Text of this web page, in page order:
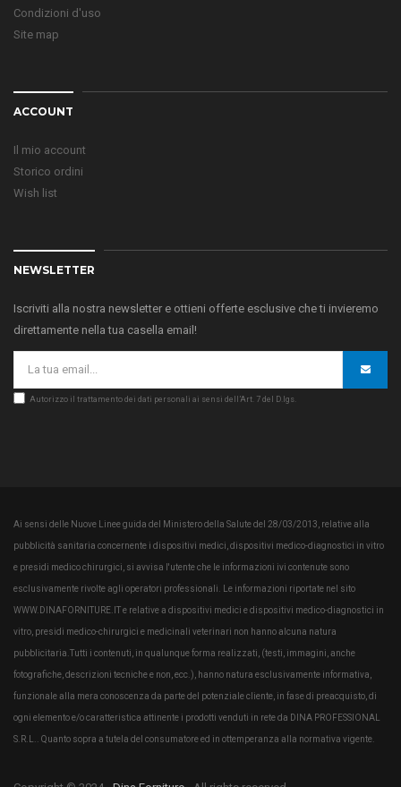
Condizioni d'uso
Site map
ACCOUNT
Il mio account
Storico ordini
Wish list
NEWSLETTER
Iscriviti alla nostra newsletter e ottieni offerte esclusive che ti invieremo
direttamente nella tua casella email!
Autorizzo il trattamento dei dati personali ai sensi dell’Art. 7 del D.lgs.
Ai sensi delle Nuove Linee guida del Ministero della Salute del 28/03/2013, relative alla
pubblicità sanitaria concernente i dispositivi medici, dispositivi medico-diagnostici in vitro
e presidi medico chirurgici, si avvisa l'utente che le informazioni ivi contenute sono
esclusivamente rivolte agli operatori professionali. Le informazioni riportate nel sito
WWW.DINAFORNITURE.IT e relative a dispositivi medici e dispositivi medico-diagnostici in
vitro, presidi medico-chirurgici e medicinali veterinari non hanno alcuna natura
pubblicitaria.Tutti i contenuti, in qualunque forma realizzati, (testi, immagini, anche
fotografiche, descrizioni tecniche e non, ecc.), hanno natura esclusivamente informativa,
funzionale alla mera conoscenza da parte del potenziale cliente, in fase di preacquisto, di
ogni elemento e/o caratteristica attinente i prodotti venduti in rete da DINA PROFESSIONAL
S.R.L.. Quanto sopra a tutela del consumatore ed in ottemperanza alla normativa vigente.